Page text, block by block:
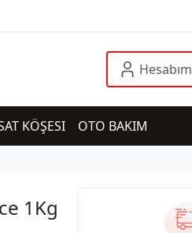
Hesabım
KÖŞESI OTO BAKIM
1Kg